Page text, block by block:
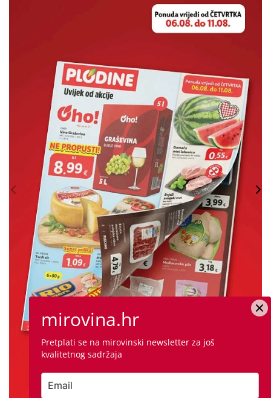
mirovina.hr
Pretplati se na mirovinski newsletter za još
kvalitetnog sadržaja